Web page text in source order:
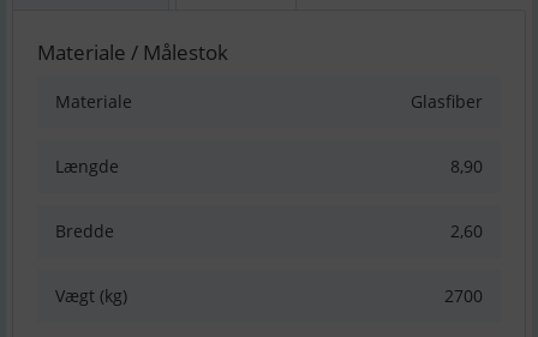
Materiale / Målestok
Materiale Glasfiber
Længde 8,90
Bredde 2,60
Vægt (kg) 2700